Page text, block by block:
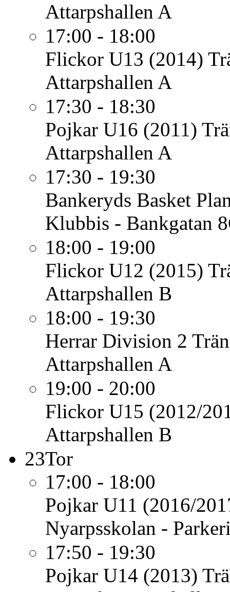
Attarpshallen A
17:00 - 18:00
Flickor U13 (2014)
Attarpshallen A
17:30 - 18:30
Pojkar U16 (2011)
Attarpshallen A
17:30 - 19:30
Bankeryds Basket
Klubbis - Bankgatan
18:00 - 19:00
Flickor U12 (2015)
Attarpshallen B
18:00 - 19:30
Herrar Division 2
Attarpshallen A
19:00 - 20:00
Flickor U15 (2012/
Attarpshallen B
23Tor
17:00 - 18:00
Pojkar U11 (2016/
Nyarpsskolan -
17:50 - 19:30
Pojkar U14 (2013)